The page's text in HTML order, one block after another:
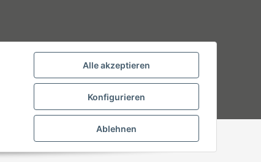
Alle akzeptieren
Konfigurieren
Ablehnen